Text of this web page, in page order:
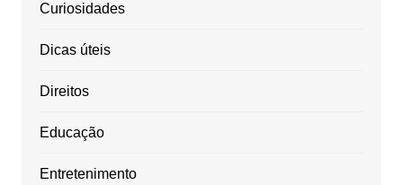
Curiosidades
Dicas úteis
Direitos
Educação
Entretenimento